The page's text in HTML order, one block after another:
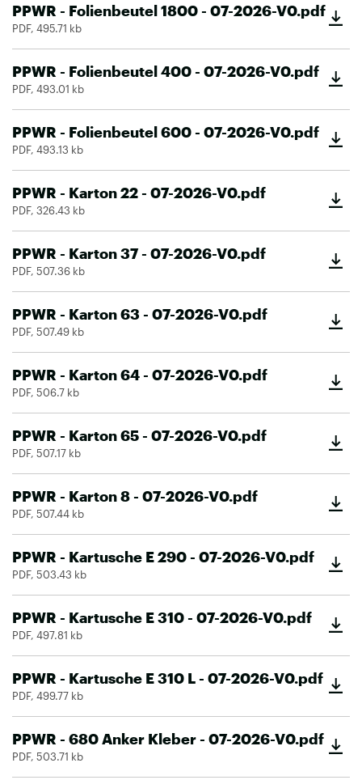
PPWR - Folienbeutel 1800 - 07-2026-V0.pdf
PDF, 495.71 kb
PPWR - Folienbeutel 400 - 07-2026-V0.pdf
PDF, 493.01 kb
PPWR - Folienbeutel 600 - 07-2026-V0.pdf
PDF, 493.13 kb
PPWR - Karton 22 - 07-2026-V0.pdf
PDF, 326.43 kb
PPWR - Karton 37 - 07-2026-V0.pdf
PDF, 507.36 kb
PPWR - Karton 63 - 07-2026-V0.pdf
PDF, 507.49 kb
PPWR - Karton 64 - 07-2026-V0.pdf
PDF, 506.7 kb
PPWR - Karton 65 - 07-2026-V0.pdf
PDF, 507.17 kb
PPWR - Karton 8 - 07-2026-V0.pdf
PDF, 507.44 kb
PPWR - Kartusche E 290 - 07-2026-V0.pdf
PDF, 503.43 kb
PPWR - Kartusche E 310 - 07-2026-V0.pdf
PDF, 497.81 kb
PPWR - Kartusche E 310 L - 07-2026-V0.pdf
PDF, 499.77 kb
PPWR - 680 Anker Kleber - 07-2026-V0.pdf
PDF, 503.71 kb